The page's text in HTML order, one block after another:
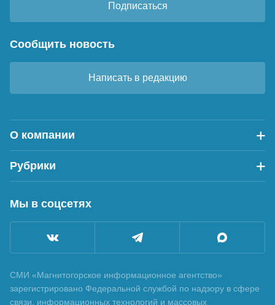
Подписаться
Сообщить новость
Написать в редакцию
О компании
Рубрики
Мы в соцсетях
СМИ «Магнитогорское информационное агентство»
зарегистрировано Федеральной службой по надзору в сфере
связи, информационных технологий и массовых